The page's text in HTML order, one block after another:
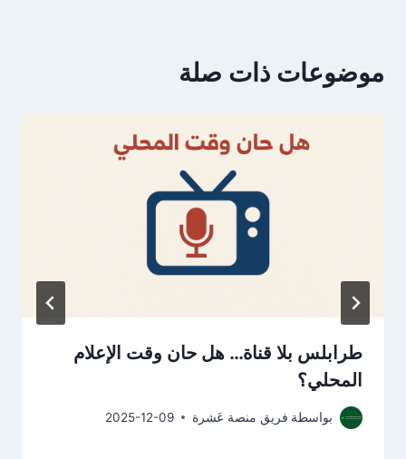
موضوعات ذات صلة
طرابلس بلا قناة… هل حان وقت الإعلام
المحلي؟
بواسطة فريق منصة عَشرة 2025-12-09